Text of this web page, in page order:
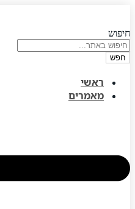
חיפוש
חפש
ראשי
מאמרים